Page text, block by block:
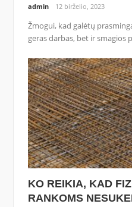
admin 12 birželio, 2023
Žmogui, kad galėtų
geras darbas, bet ir smagios
KO REIKIA, KAD
RANKOMS